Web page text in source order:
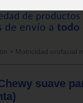
> Motricidad orofacial
suave